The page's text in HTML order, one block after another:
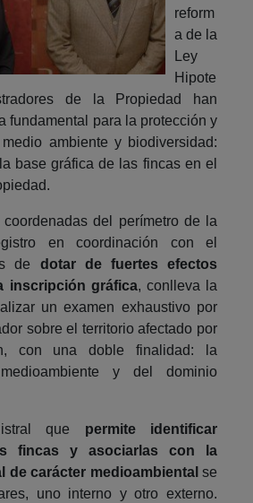
reform
a de la
Ley
Hipote
de la Propiedad han
fundamental para la protección y
ambiente y biodiversidad:
base gráfica de las fincas en el
del perímetro de la
en coordinación con el
de dotar de fuertes efectos
inscripción gráfica, conlleva la
un examen exhaustivo por
sobre el territorio afectado por
con una doble finalidad: la
y del dominio
que permite identificar
fincas y asociarlas con la
de carácter medioambiental se
uno interno y otro externo.